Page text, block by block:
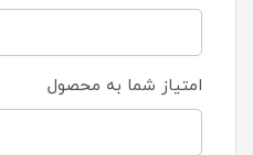
امتیاز شما به محصول